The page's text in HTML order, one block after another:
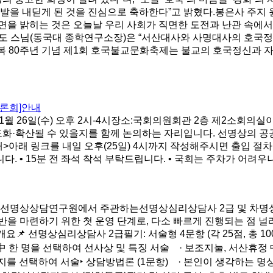
을 내딛게 된 것을 진심으로 축하한다”고 밝혔다.봉은사 주
밝히는 것은 오늘날 우리 사회가 직면한 도전과 난관 속에
스님(동국대 종학연구소장)은 “서산대사와 사명대사의 호국
80주년 기념 제1회 호국불교문화축제는 불교의 호국정신과
회]안내
26일(수) 오후 2시-4시장소:국회의원회관 2층 제2소회의
·확산될 수 있을지를 함께 논의하는 자리입니다. 선명상의
아래 링크를 내일 오후(25일) 4시까지 작성해주시면 출입
. • 15분 전 좌석 착석 부탁드립니다. • 국회는 주차가 어려
명상상담연구원에서 주관하는선명상심리상담사 2급 및 차
마련하기 위한 첫 운영 단계로, 다소 빠르게 진행되는 점
📌 선명상심리상담사 2급필기: 서술형 4문항 (각 25점, 총
명을 선택하여 선사상 및 특징 서술 · 보조지눌, 서산휴
선택하여 서술‣ 상담방법론 (1문항) · 본인이 생각하는 명